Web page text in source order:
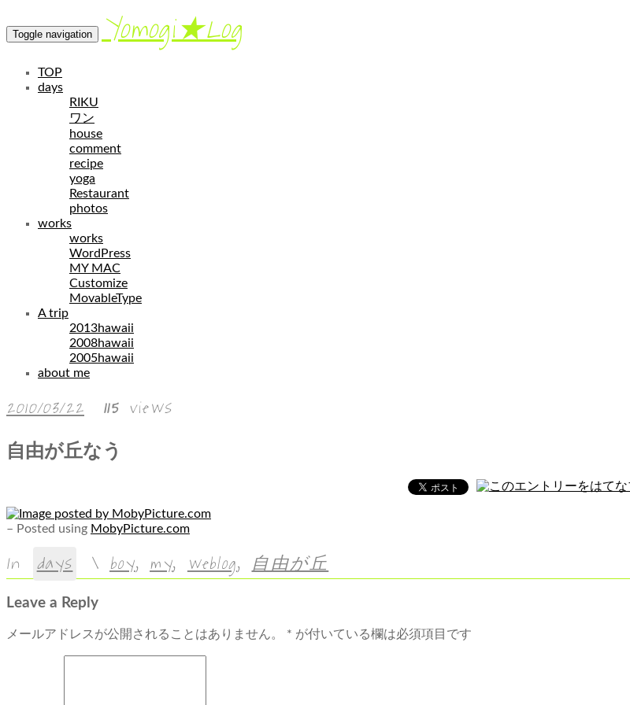
Toggle navigation Yomogi★Log
TOP
days
RIKU
ワン
house
comment
recipe
yoga
Restaurant
photos
works
works
WordPress
MY MAC
Customize
MovableType
A trip
2013hawaii
2008hawaii
2005hawaii
about me
2010/03/22 115views
自由が丘なう
– Posted using MobyPicture.com
In days \boy,my, weblog,自由が丘
Leave a Reply
メールアドレスが公開されることはありません。 * が付いている欄は必須項目です